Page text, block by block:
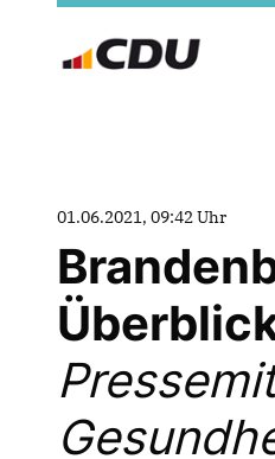
01.06.2021, 09:42 Uhr